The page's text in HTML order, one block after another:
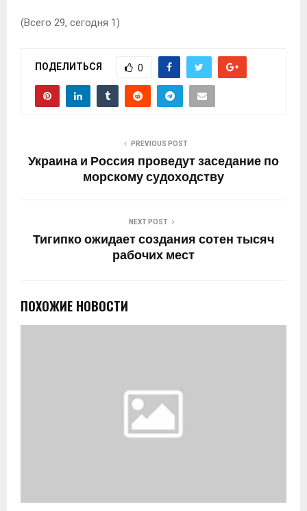
(Всего 29, сегодня 1)
ПОДЕЛИТЬСЯ 0
PREVIOUS POST
Украина и Россия проведут заседание по
морскому судоходству
NEXT POST
Тигипко ожидает создания сотен тысяч
рабочих мест
ПОХОЖИЕ НОВОСТИ